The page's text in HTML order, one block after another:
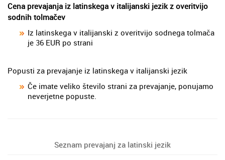
Cena prevajanja iz latinskega v italijanski jezik z overitvijo
sodnih tolmačev
Iz latinskega v italijanski z overitvijo sodnega tolmača
je 36 EUR po strani
Popusti za prevajanje iz latinskega v italijanski jezik
Če imate veliko število strani za prevajanje, ponujamo
neverjetne popuste.
Seznam prevajanj za latinski jezik